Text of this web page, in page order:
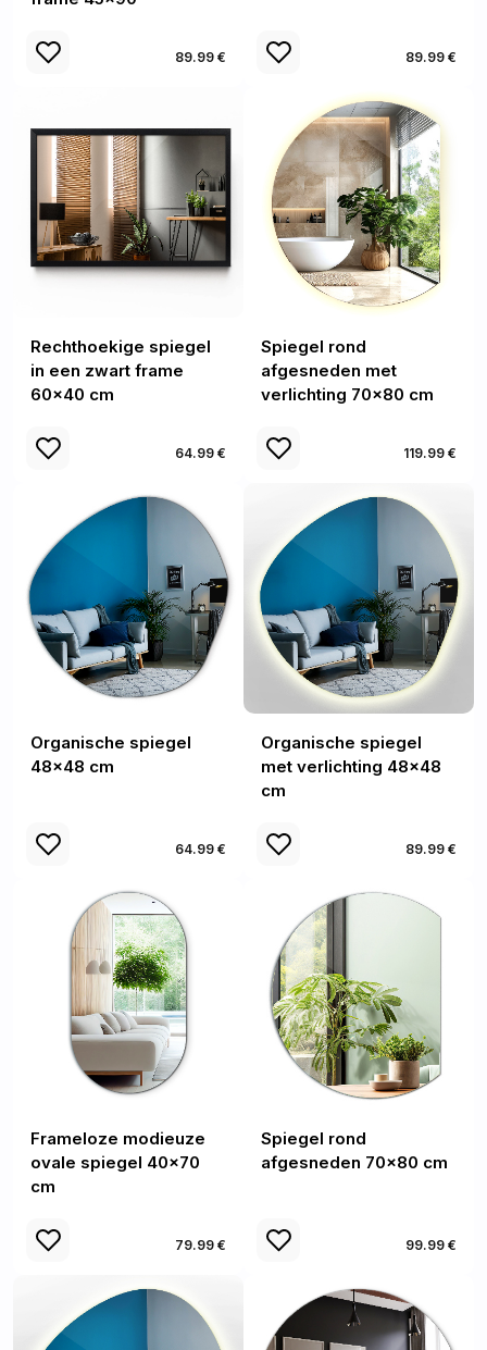
89.99 € 89.99 €
Rechthoekige spiegel
in een zwart frame
60x40 cm
64.99 €
Spiegel rond
afgesneden met
verlichting 70x80 cm
119.99 €
Organische spiegel
48x48 cm
64.99 €
Organische spiegel
met verlichting 48x48
cm
89.99 €
Frameloze modieuze
ovale spiegel 40x70
cm
79.99 €
Spiegel rond
afgesneden 70x80 cm
99.99 €